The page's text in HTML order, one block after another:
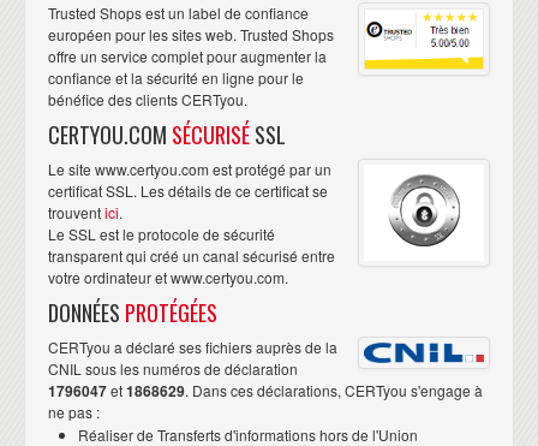
Trusted Shops est un label de confiance
européen pour les sites web. Trusted Shops
offre un service complet pour augmenter la
confiance et la sécurité en ligne pour le
bénéfice des clients CERTyou.
CERTYOU.COM SÉCURISÉSSL
Le site www.certyou.com est protégé par un
certificat SSL. Les détails de ce certificat se
trouventici.
Le SSL est le protocole de sécurité
transparent qui créé un canal sécurisé entre
votre ordinateur et www.certyou.com.
DONNÉES PROTÉGÉES
CERTyou a déclaré ses fichiers auprès de la
CNIL sous les numéros de déclaration
1796047et1868629. Dans ces déclarations, CERTyou s'engage à
ne pas :
Réaliser de Transferts d'informations hors de l'Union